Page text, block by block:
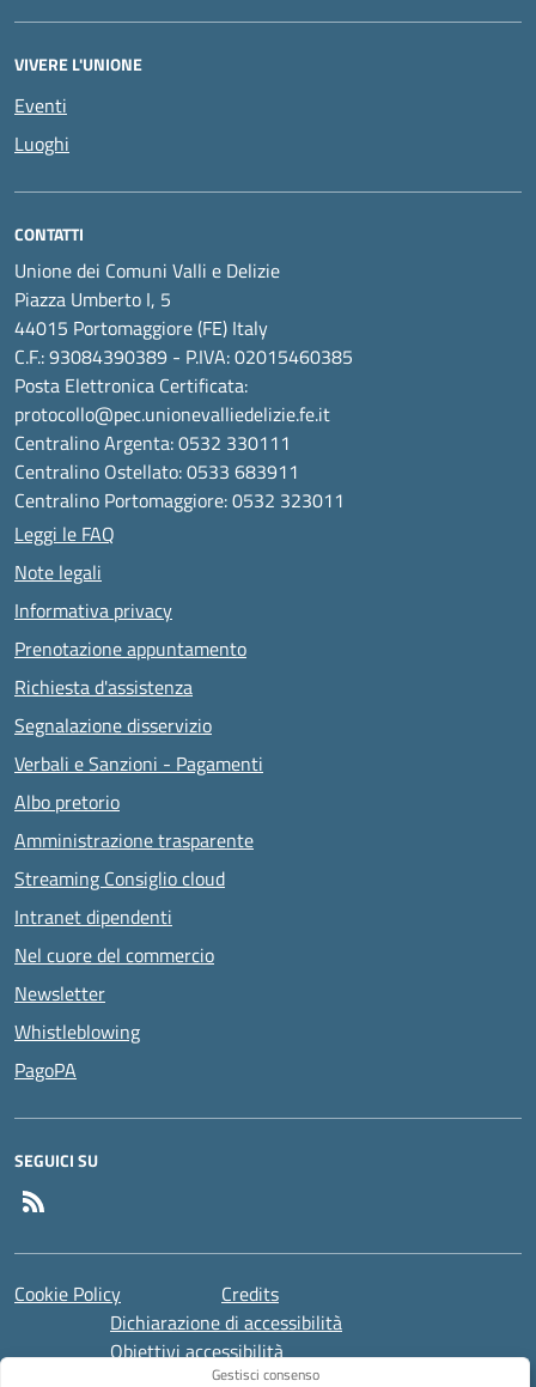
VIVERE L'UNIONE
Eventi
Luoghi
CONTATTI
Unione dei Comuni Valli e Delizie
Piazza Umberto I, 5
44015 Portomaggiore (FE) Italy
C.F.: 93084390389 - P.IVA: 02015460385
Posta Elettronica Certificata:
protocollo@pec.unionevalliedelizie.fe.it
Centralino Argenta: 0532 330111
Centralino Ostellato: 0533 683911
Centralino Portomaggiore: 0532 323011
Leggi le FAQ
Note legali
Informativa privacy
Prenotazione appuntamento
Richiesta d'assistenza
Segnalazione disservizio
Verbali e Sanzioni - Pagamenti
Albo pretorio
Amministrazione trasparente
Streaming Consiglio cloud
Intranet dipendenti
Nel cuore del commercio
Newsletter
Whistleblowing
PagoPA
SEGUICI SU
Cookie Policy
Credits
Dichiarazione di accessibilità
Obiettivi accessibilità